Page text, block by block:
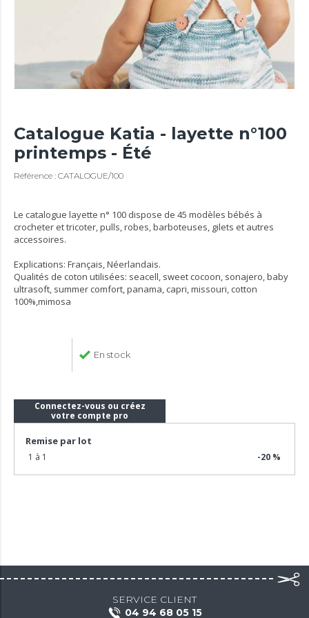
Catalogue Katia - layette n°100
printemps - Été
Référence : CATALOGUE/100
Le catalogue layette n° 100 dispose de 45 modèles bébés à
crocheter et tricoter, pulls, robes, barboteuses, gilets et autres
accessoires.
Explications: Français, Néerlandais.
Qualités de coton utilisées: seacell, sweet cocoon, sonajero, baby
ultrasoft, summer comfort, panama, capri, missouri, cotton
100%,mimosa
En stock
Connectez-vous ou créez
votre compte pro
Remise par lot
1 à 1 -20 %
SERVICE CLIENT
04 94 68 05 15